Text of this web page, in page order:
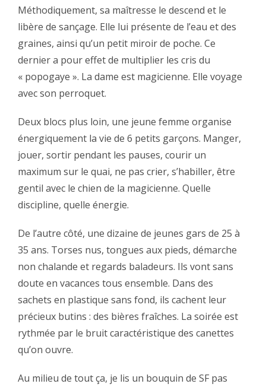
Méthodiquement, sa maîtresse le descend et le
libère de sançage. Elle lui présente de l’eau et des
graines, ainsi qu’un petit miroir de poche. Ce
dernier a pour effet de multiplier les cris du
« popogaye ». La dame est magicienne. Elle voyage
avec son perroquet.‬
‪Deux blocs plus loin, une jeune femme organise
énergiquement la vie de 6 petits garçons. Manger,
jouer, sortir pendant les pauses, courir un
maximum sur le quai, ne pas crier, s’habiller, être
gentil avec le chien de la magicienne. Quelle
discipline, quelle énergie.‬
‪De l’autre côté, une dizaine de jeunes gars de 25 à
35 ans. Torses nus, tongues aux pieds, démarche
non chalande et regards baladeurs. Ils vont sans
doute en vacances tous ensemble. Dans des
sachets en plastique sans fond, ils cachent leur
précieux butins : des bières fraîches. La soirée est
rythmée par le bruit caractéristique des canettes
qu’on ouvre.‬
‪Au milieu de tout ça, je lis un bouquin de SF pas